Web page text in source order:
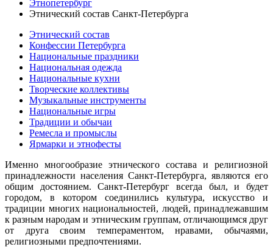
Этнопетербург
Этнический состав Санкт-Петербурга
Этнический состав
Конфессии Петербурга
Национальные праздники
Национальная одежда
Национальные кухни
Творческие коллективы
Музыкальные инструменты
Национальные игры
Традиции и обычаи
Ремесла и промыслы
Ярмарки и этнофесты
Именно многообразие этнического состава и религиозной
принадлежности населения Санкт-Петербурга, являются его
общим достоянием. Санкт-Петербург всегда был, и будет
городом, в котором соединились культура, искусство и
традиции многих национальностей, людей, принадлежавшим
к разным народам и этническим группам, отличающимся друг
от друга своим темпераментом, нравами, обычаями,
религиозными предпочтениями.